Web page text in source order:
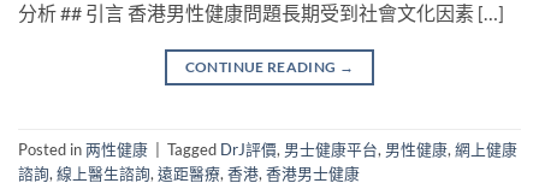
分析 ## 引言 香港男性健康問題長期受到社會文化因素 […]
CONTINUE READING →
Posted in两性健康 Tagged DrJ評價, 男士健康平台, 男性健康,網上健康
諮詢,線上醫生諮詢,遠距醫療,香港,香港男士健康